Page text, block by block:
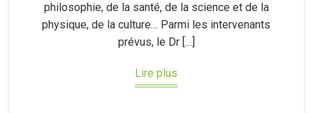
philosophie, de la santé, de la science et de la
physique, de la culture… Parmi les intervenants
prévus, le Dr […]
Lire plus